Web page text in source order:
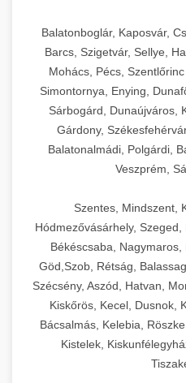
Balatonboglár, Kaposvár,
Barcs, Szigetvár, Sellye,
Mohács, Pécs,
Simontornya, Enying,
Sárbogárd, Dunaújváros,
Gárdony,
Balatonalmádi, Polgárdi,
Veszprém,
Szentes, Mindszent,
Hódmezővásárhely,
Békéscsaba, Nagymaros,
Göd,Szob, Rétság,
Szécsény, Aszód, Hatvan,
Kiskőrös, Kecel, Dusnok,
Bácsalmás, Kelebia,
Kistelek,